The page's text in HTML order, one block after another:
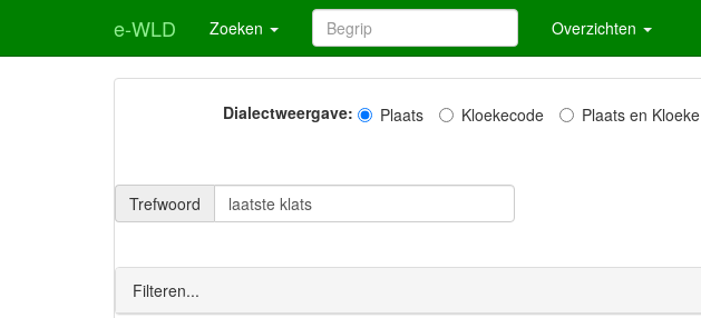
e-WLD Zoeken Overzichten
Dialectweergave: Plaats Kloekecode Plaats en Kloeke
Trefwoord
Filteren...